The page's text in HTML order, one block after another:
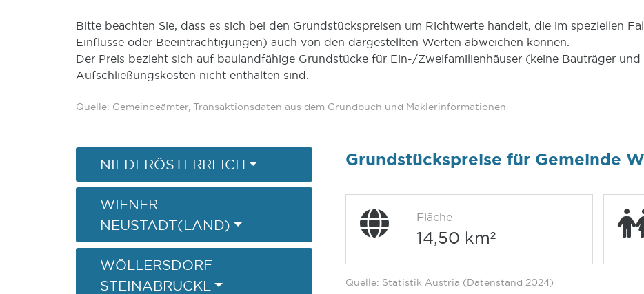
Bitte beachten Sie, dass es sich bei den Grundstückspreisen um Richtwerte handelt, die im speziellen
Einflüsse oder Beeinträchtigungen) auch von den dargestellten Werten abweichen können.
Der Preis bezieht sich auf baulandfähige Grundstücke für Ein-/Zweifamilienhäuser (keine Bauträger
Aufschließungskosten nicht enthalten sind.
Quelle: Gemeindeämter, Transaktionsdaten aus dem Grundbuch und Maklerinformationen
NIEDERÖSTERREICH
WIENER
NEUSTADT(LAND)
WÖLLERSDORF-
STEINABRÜCKL
Grundstückspreise für Gemeinde
Fläche
14,50 km²
Quelle: Statistik Austria (Datenstand 2024)